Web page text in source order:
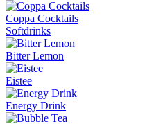
Coppa Cocktails
Softdrinks
Bitter Lemon
Eistee
Energy Drink